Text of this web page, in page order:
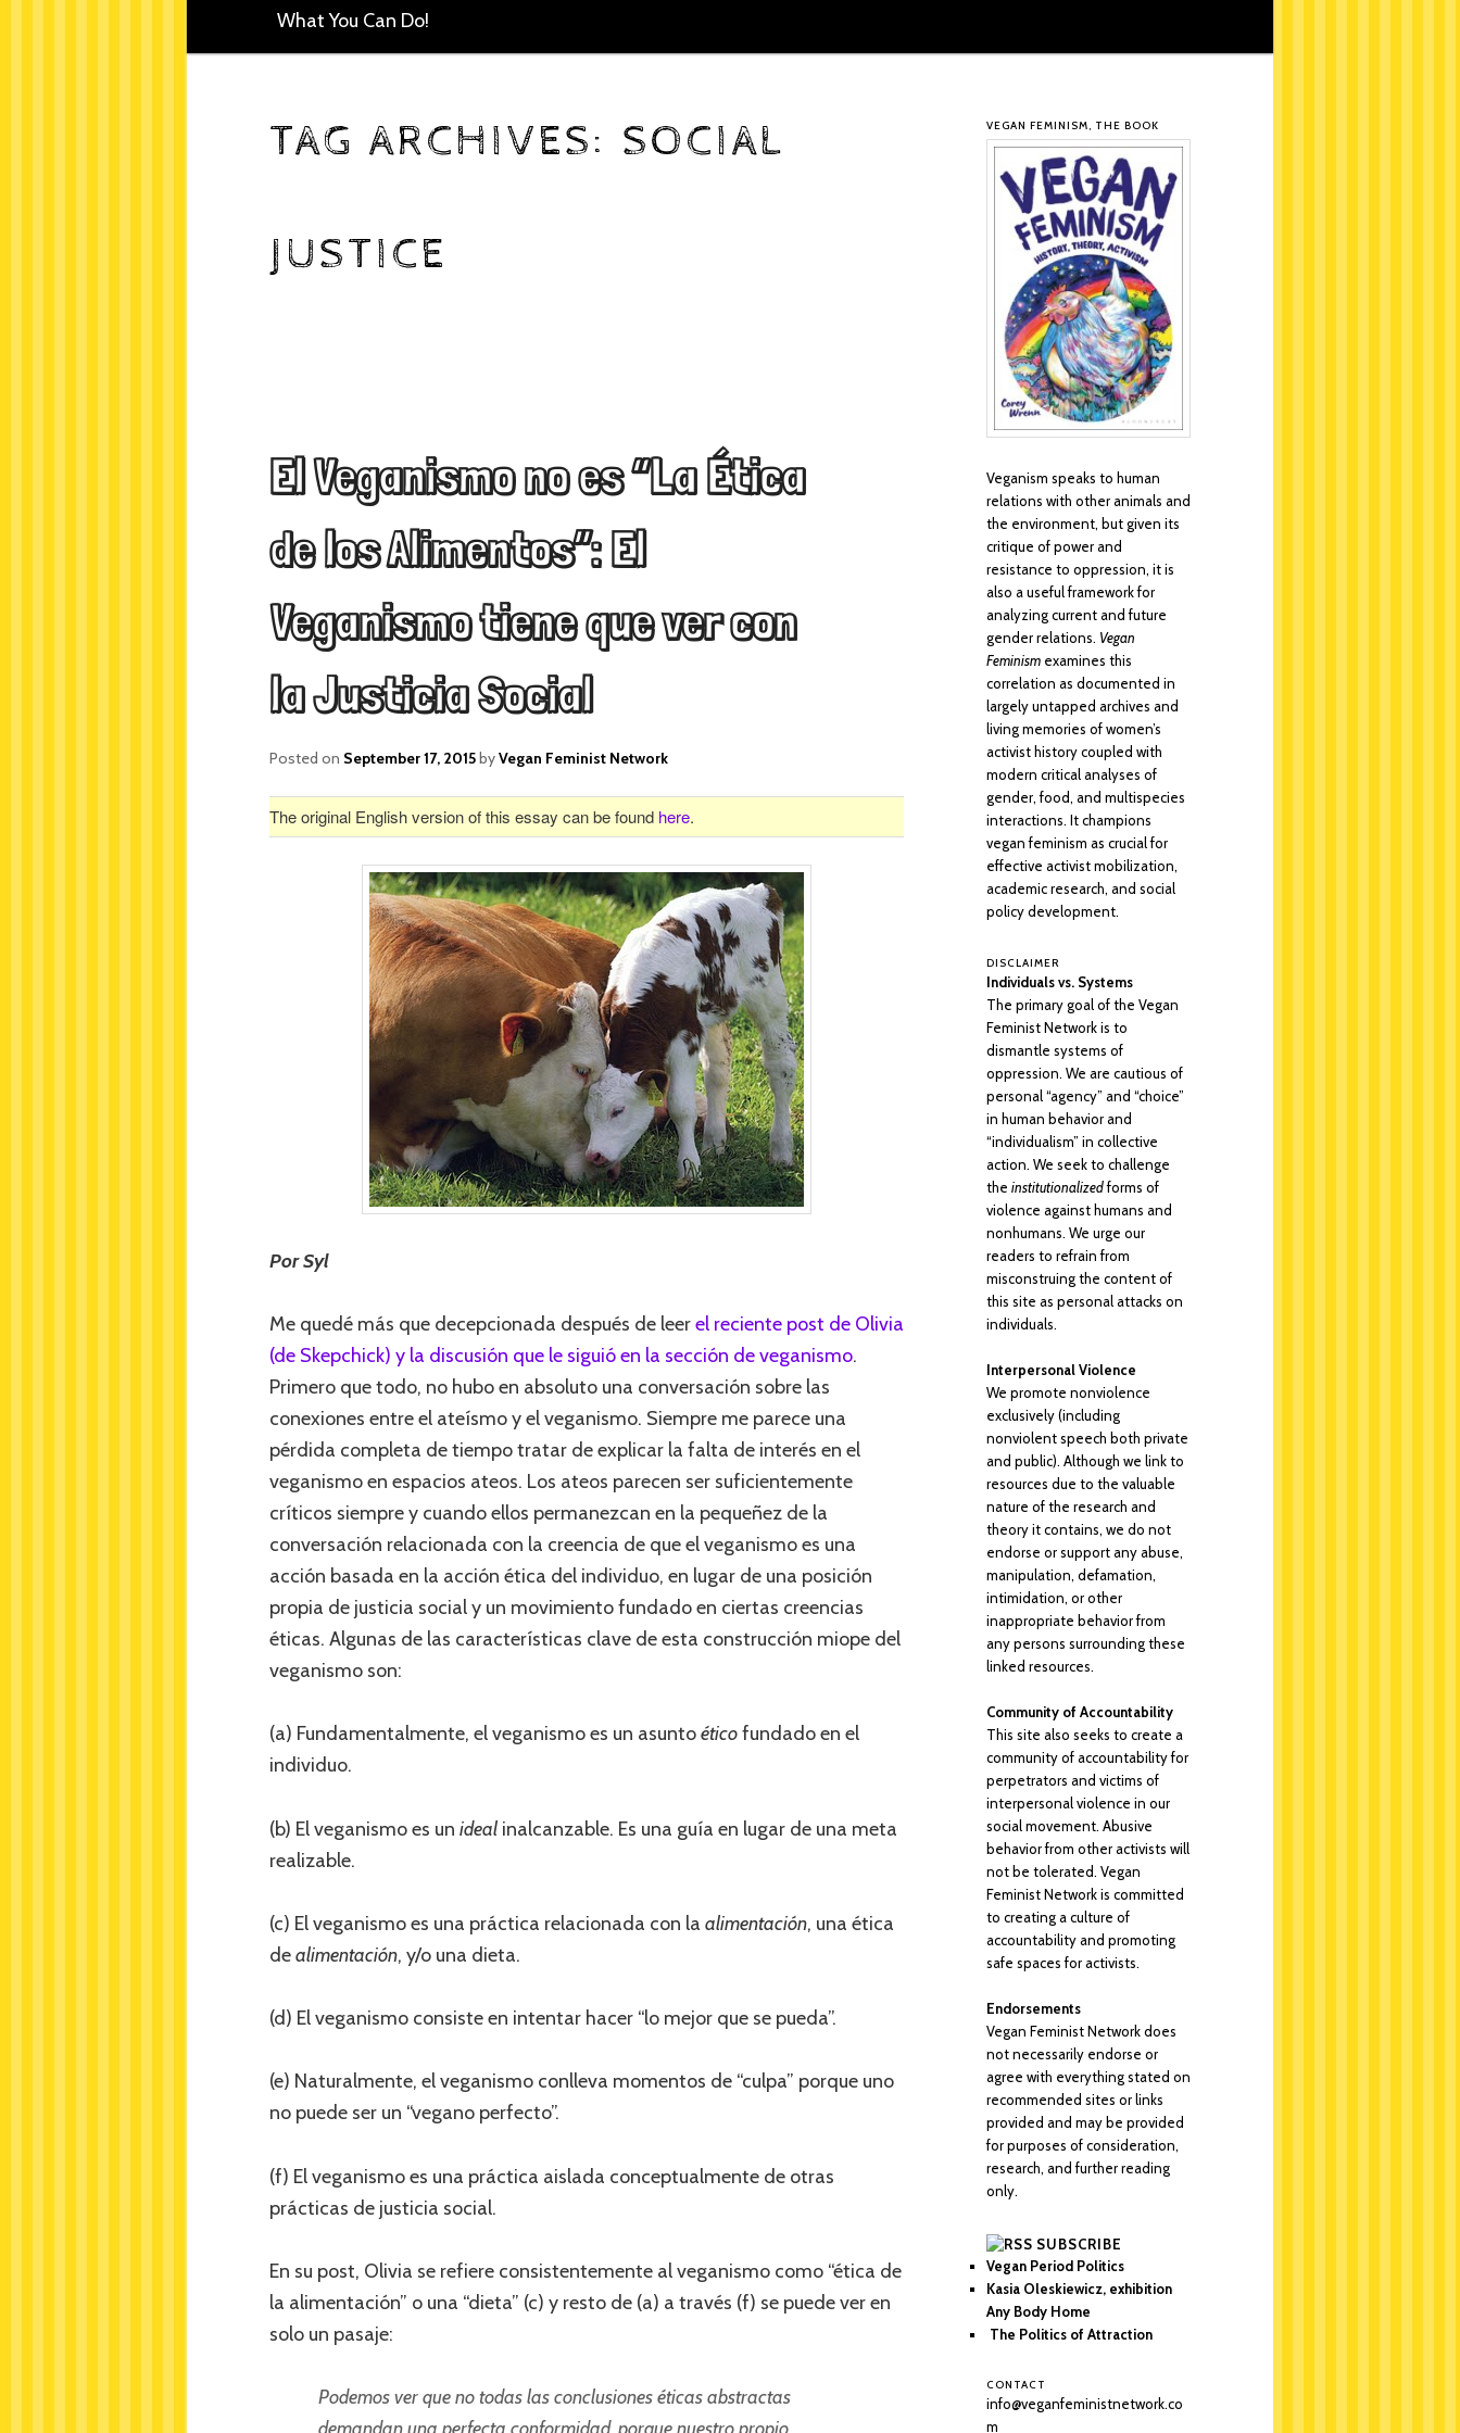
What You Can Do!
TAG ARCHIVES: SOCIAL
JUSTICE
El Veganismo no es “La Ética
de los Alimentos”: El
Veganismo tiene que ver con
la Justicia Social
Posted on September 17, 2015byVegan Feminist Network
The original English version of this essay can be found here.
Por Syl
Me quedé más que decepcionada después de leerel reciente post de Olivia
(de Skepchick) y la discusión que le siguió en la sección de veganismo.
Primero que todo, no hubo en absoluto una conversación sobre las
conexiones entre el ateísmo y el veganismo. Siempre me parece una
pérdida completa de tiempo tratar de explicar la falta de interés en el
veganismo en espacios ateos. Los ateos parecen ser suficientemente
críticos siempre y cuando ellos permanezcan en la pequeñez de la
conversación relacionada con la creencia de que el veganismo es una
acción basada en la acción ética del individuo, en lugar de una posición
propia de justicia social y un movimiento fundado en ciertas creencias
éticas. Algunas de las características clave de esta construcción miope del
veganismo son:
(a) Fundamentalmente, el veganismo es un asuntoéticofundado en el
individuo.
(b) El veganismo es un ideal inalcanzable. Es una guía en lugar de una meta
realizable.
(c) El veganismo es una práctica relacionada con la alimentación, una ética
dealimentación, y/o una dieta.
(d) El veganismo consiste en intentar hacer “lo mejor que se pueda”.
(e) Naturalmente, el veganismo conlleva momentos de “culpa” porque uno
no puede ser un “vegano perfecto”.
(f) El veganismo es una práctica aislada conceptualmente de otras
prácticas de justicia social.
En su post, Olivia se refiere consistentemente al veganismo como “ética de
la alimentación” o una “dieta” (c) y resto de (a) a través (f) se puede ver en
solo un pasaje:
Podemos ver que no todas las conclusiones éticas abstractas
VEGAN FEMINISM, THE BOOK
Veganism speaks to human
relations with other animals and
the environment, but given its
critique of power and
resistance to oppression, it is
also a useful framework for
analyzing current and future
gender relations. Vegan
Feminism examines this
correlation as documented in
largely untapped archives and
living memories of women’s
activist history coupled with
modern critical analyses of
gender, food, and multispecies
interactions. It champions
vegan feminism as crucial for
effective activist mobilization,
academic research, and social
policy development.
DISCLAIMER
Individuals vs. Systems
The primary goal of the Vegan
Feminist Network is to
dismantle systems of
oppression. We are cautious of
personal “agency” and “choice”
in human behavior and
“individualism” in collective
action. We seek to challenge
the institutionalizedforms of
violence against humans and
nonhumans. We urge our
readers to refrain from
misconstruing the content of
this site as personal attacks on
individuals.
Interpersonal Violence
We promote nonviolence
exclusively (including
nonviolent speech both private
and public). Although we link to
resources due to the valuable
nature of the research and
theory it contains, we do not
endorse or support any abuse,
manipulation, defamation,
intimidation, or other
inappropriate behavior from
any persons surrounding these
linked resources.
Community of Accountability
This site also seeks to create a
community of accountability for
perpetrators and victims of
interpersonal violence in our
social movement. Abusive
behavior from other activists will
not be tolerated. Vegan
Feminist Network is committed
to creating a culture of
accountability and promoting
safe spaces for activists.
Endorsements
Vegan Feminist Network does
not necessarily endorse or
agree with everything stated on
recommended sites or links
provided and may be provided
for purposes of consideration,
research, and further reading
only.
SUBSCRIBE
Vegan Period Politics
Kasia Oleskiewicz, exhibition
Any Body Home
The Politics of Attraction
CONTACT
info@veganfeministnetwork.co
m